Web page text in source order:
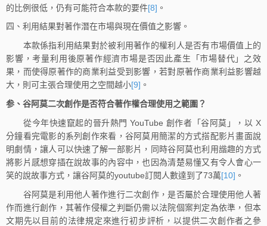
的比例很低，仍有可能符合本款的要件[8] 。
四、利用結果對著作潛在市場與現在價值之影響。
本款係指利用結果對於被利用著作的權利人是否有市場價值上的
影響，考量利用後原著作經濟市場是否因此產生「市場替代」之效
果，而使得原著作的商業利益受到影響，若對原著作商業利益影響越
大，則可主張合理使用之空間越小[9] 。
参、谷阿莫二次創作是否符合著作權合理使用之範圍？
從今年快速竄起的晉升熱門 YouTube 創作者「谷阿莫」，以 X
分鐘看完電影的系列創作來看，谷阿莫用簡潔的方式搭配影片畫面說
明劇情，讓人可以快速了解一部影片，同時谷阿莫也利用諧趣的方式
將影片感想穿插在說故事的內容中，也因為清楚易懂又有令人會心一
笑的說故事方式，讓谷阿莫的youtube訂閱人數達到了73萬[10] 。
谷阿莫是利用他人著作進行二次創作，是否屬於合理使用他人著
作而進行創作，其著作侵權之判斷仍需以法院個案判定為依準，但本
文期先以目前的法律規定來進行初步評析，以提供二次創作者之參